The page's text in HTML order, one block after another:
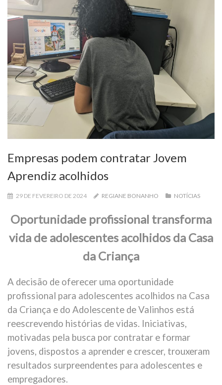
Empresas podem contratar Jovem
Aprendiz acolhidos
29 DE FEVEREIRO DE 2024 REGIANE BONANHO NOTÍCIAS
Oportunidade profissional transforma
vida de adolescentes acolhidos da Casa
da Criança
A decisão de oferecer uma oportunidade
profissional para adolescentes acolhidos na Casa
da Criança e do Adolescente de Valinhos está
reescrevendo histórias de vidas. Iniciativas,
motivadas pela busca por contratar e formar
jovens, dispostos a aprender e crescer, trouxeram
resultados surpreendentes para adolescentes e
empregadores.